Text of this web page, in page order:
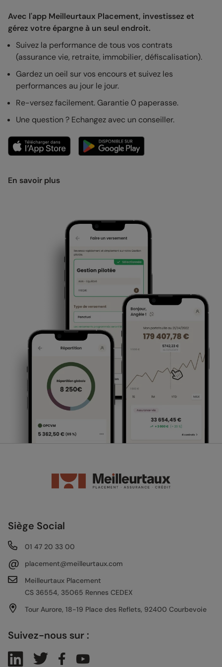
Avec l'app Meilleurtaux Placement, investissez et
gérez votre épargne à un seul endroit.
Suivez la performance de tous vos contrats
(assurance vie, retraite, immobilier, défiscalisation).
Gardez un oeil sur vos encours et suivez les
performances au jour le jour.
Re-versez facilement. Garantie 0 paperasse.
Une question ? Echangez avec un conseiller.
En savoir plus
Siège Social
01 47 20 33 00
@
placement@meilleurtaux.com
Meilleurtaux Placement
CS 36554, 35065 Rennes CEDEX
Tour Aurore, 18-19 Place des Reflets, 92400 Courbevoie
Suivez-nous sur :